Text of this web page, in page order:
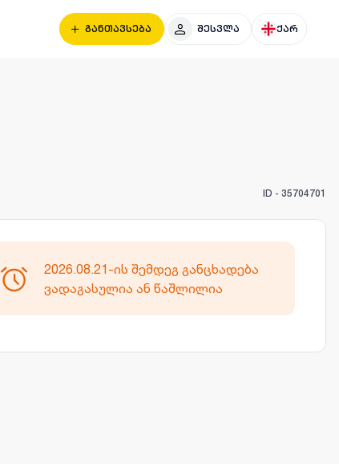
განთავსება შესვლა ქარ
ID - 35704701
2026.08.21-ის შემდეგ განცხადება
ვადაგასულია ან წაშლილია